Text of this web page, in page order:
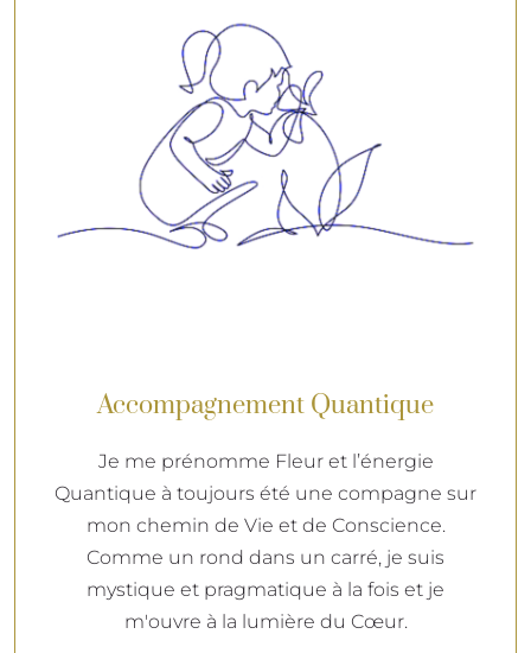
Accompagnement Quantique
Je me prénomme Fleur et l’énergie
Quantique à toujours été une compagne sur
mon chemin de Vie et de Conscience.
Comme un rond dans un carré, je suis
mystique et pragmatique à la fois et je
m'ouvre à la lumière du Cœur.